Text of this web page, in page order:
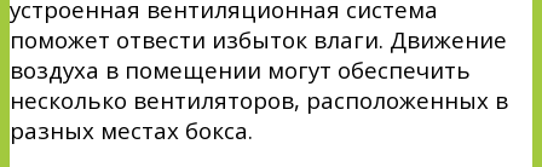
устроенная вентиляционная система
поможет отвести избыток влаги. Движение
воздуха в помещении могут обеспечить
несколько вентиляторов, расположенных в
разных местах бокса.